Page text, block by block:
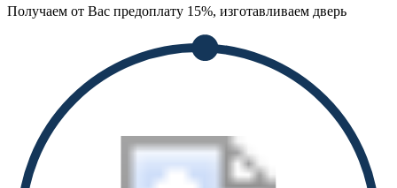
Получаем от Вас предоплату 15%, изготавливаем дверь